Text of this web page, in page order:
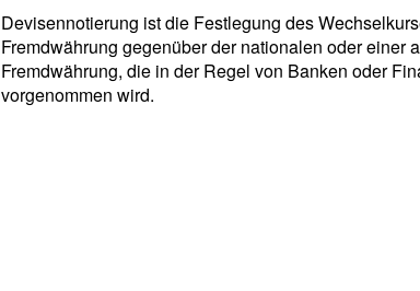
Devisennotierung ist die Festlegung des
Fremdwährung gegenüber der nationalen oder einer
Fremdwährung, die in der Regel von Banken oder
vorgenommen wird.